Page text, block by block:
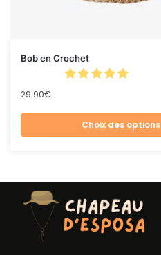
Bob en Crochet
29.90€
Choix des options